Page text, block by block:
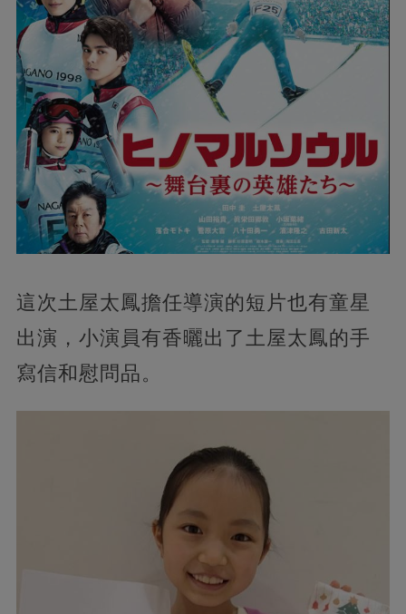
這次土屋太鳳擔任導演的短片也有童星
出演，小演員有香曬出了土屋太鳳的手
寫信和慰問品。